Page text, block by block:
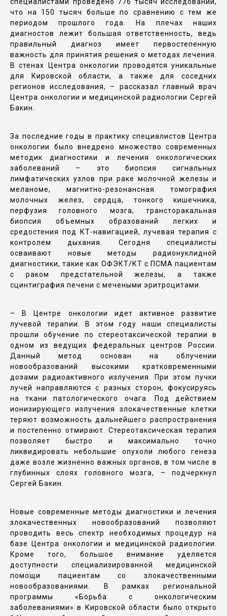
что на 150 тысяч больше по сравнению с тем же
периодом прошлого года. На плечах наших
диагностов лежит большая ответственность, ведь
правильный диагноз имеет первостепенную
важность для принятия решения о методах лечения.
В стенах Центра онкологии проводятся уникальные
для Кировской области, а также для соседних
регионов исследования, – рассказал главный врач
Центра онкологии и медицинской радиологии Сергей
Бакин.
За последние годы в практику специалистов Центра
онкологии было внедрено множество современных
методик диагностики и лечения онкологических
заболеваний – это биопсия сигнальных
лимфатических узлов при раке молочной железы и
меланоме, магнитно-резонансная томография
молочных желез, сердца, тонкого кишечника,
перфузия головного мозга, трансторакальная
биопсия объемных образований легких и
средостения под КТ-навигацией, лучевая терапия с
контролем дыхания. Сегодня специалисты
осваивают новые методы радионуклидной
диагностики, такие как ОФЭКТ/КТ с ПСМА пациентам
с раком предстательной железы, а также
сцинтиграфия печени с мечеными эритроцитами.
– В Центре онкологии идет активное развитие
лучевой терапии. В этом году наши специалисты
прошли обучение по стереотаксической терапии в
одном из ведущих федеральных центров России.
Данный метод основан на облучении
новообразований высокими кратковременными
дозами радиоактивного излучения. При этом пучки
лучей направляются с разных сторон, фокусируясь
на ткани патологического очага. Под действием
ионизирующего излучения злокачественные клетки
теряют возможность дальнейшего распространения
и постепенно отмирают. Стереотаксическая терапия
позволяет быстро и максимально точно
ликвидировать небольшие опухоли любого генеза
даже возле жизненно важных органов, в том числе в
глубинных слоях головного мозга, – подчеркнул
Сергей Бакин.
Новые современные методы диагностики и лечения
злокачественных новообразований позволяют
проводить весь спектр необходимых процедур на
базе Центра онкологии и медицинской радиологии.
Кроме того, большое внимание уделяется
доступности специализированной медицинской
помощи пациентам со злокачественными
новообразованиями. В рамках региональной
программы «Борьба с онкологическим
заболеваниями» в Кировской области было открыто